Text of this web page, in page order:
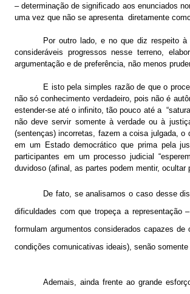
– determinação de significado aos enunciados
uma vez que não se apresenta diretamente
Por outro lado, e no que diz respeito
consideráveis progressos nesse terreno,
argumentação e de preferência, não menos
E isto pela simples razão de que o
não só conhecimento verdadeiro, pois não é
estender-se até o infinito, tão pouco até a
não deve servir somente à verdade ou à
(sentenças) incorretas, fazem a coisa julgada, o
em um Estado democrático que prima pela
participantes em um processo judicial
duvidoso (afinal, as partes podem mentir,
De fato, se analisamos o caso desse
dificuldades com que tropeça a representação
formulam argumentos considerados capazes
condições comunicativas ideais), senão
Ademais, ainda frente ao grande